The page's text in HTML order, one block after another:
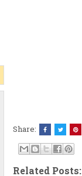
Share:
Related Posts: